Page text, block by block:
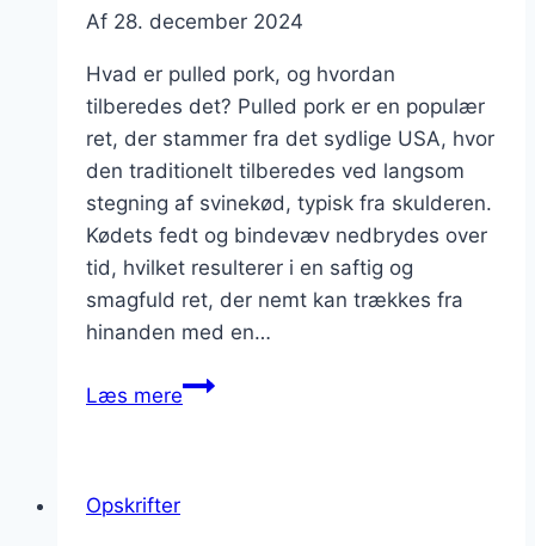
Af 28. december 2024
Hvad er pulled pork, og hvordan
tilberedes det? Pulled pork er en populær
ret, der stammer fra det sydlige USA, hvor
den traditionelt tilberedes ved langsom
stegning af svinekød, typisk fra skulderen.
Kødets fedt og bindevæv nedbrydes over
tid, hvilket resulterer i en saftig og
smagfuld ret, der nemt kan trækkes fra
hinanden med en…
Læs merePulled
Opskrifter